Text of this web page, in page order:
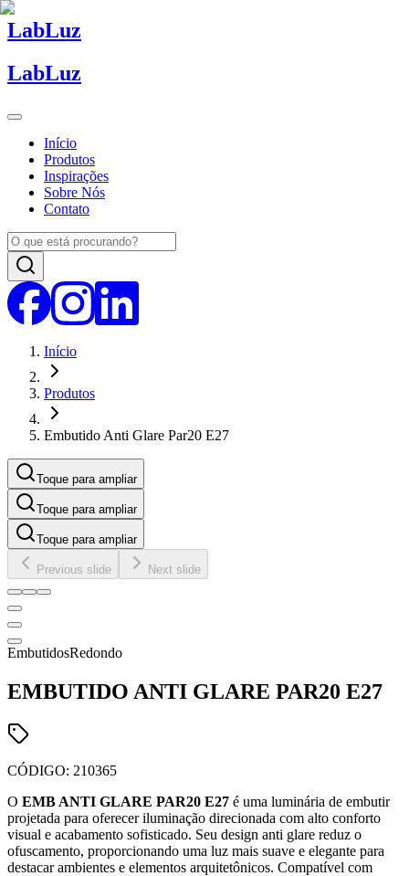
LabLuz
LabLuz
Início
Produtos
Inspirações
Sobre Nós
Contato
Início
Produtos
Embutido Anti Glare Par20 E27
Toque para ampliar
Toque para ampliar
Toque para ampliar
Previous slide Next slide
EmbutidosRedondo
EMBUTIDO ANTI GLARE PAR20 E27
CÓDIGO: 210365
O EMB ANTI GLARE PAR20 E27 é uma luminária de embutir
projetada para oferecer iluminação direcionada com alto conforto
visual e acabamento sofisticado. Seu design anti glare reduz o
ofuscamento, proporcionando uma luz mais suave e elegante para
destacar ambientes e elementos arquitetônicos. Compatível com